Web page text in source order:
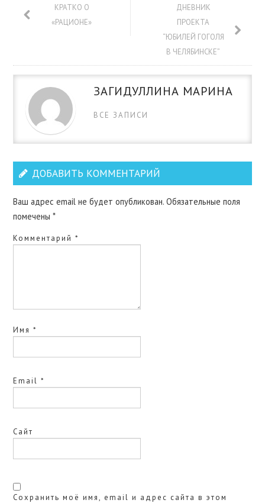
КРАТКО О
«РАЦИОНЕ»
ДНЕВНИК
ПРОЕКТА
“ЮБИЛЕЙ ГОГОЛЯ
В ЧЕЛЯБИНСКЕ”
ЗАГИДУЛЛИНА МАРИНА
ВСЕ ЗАПИСИ
ДОБАВИТЬ КОММЕНТАРИЙ
Ваш адрес email не будет опубликован. Обязательные поля
помечены*
Комментарий*
Имя*
Email*
Сайт
Сохранить моё имя, email и адрес сайта в этом